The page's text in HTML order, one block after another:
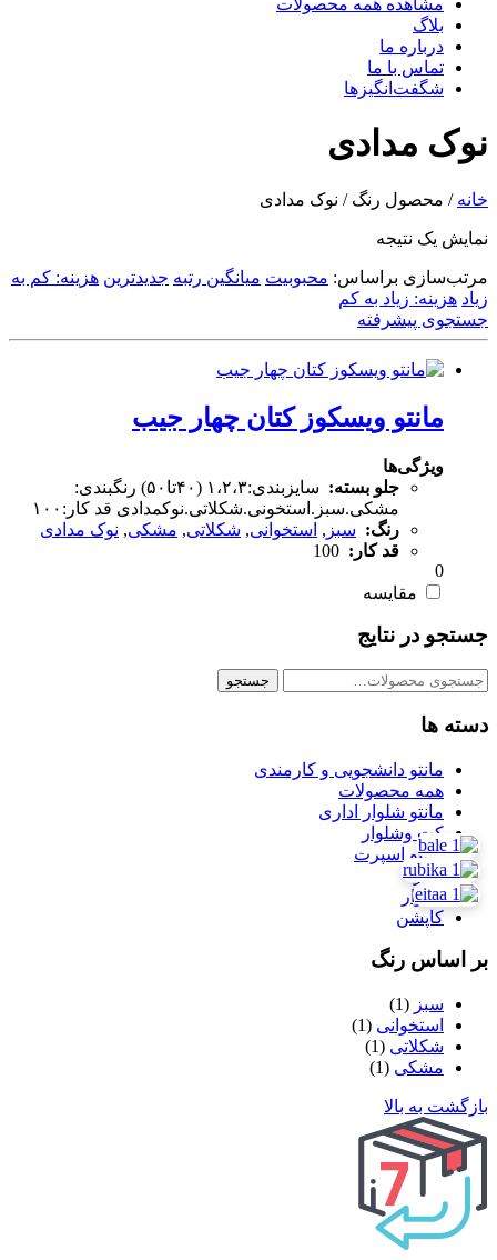
مشاهده همه محصولات
بلاگ
درباره ما
تماس با ما
شگفت‌انگیزها
نوک مدادی
خانه / محصول رنگ / نوک مدادی
نمایش یک نتیجه
مرتب‌سازی براساس: محبوبیت میانگین رتبه جدیدترین هزینه: کم به
زیاد هزینه: زیاد به کم
جستجوی پیشرفته
مانتو ویسکوز کتان چهار جیب
ویژگی‌ها
جلو بسته:
سایزبندی:۱،۲،۳ (۴۰تا۵۰) رنگبندی:
مشکی.سبز.استخونی.شکلاتی.نوکمدادی قد کار:۱۰۰
رنگ: سبز , استخوانی, شکلاتی, مشکی, نوک مدادی
قد کار: 100
0
مقایسه
جستجو در نتایج
جستجو
جستجو
دسته ها
مانتو دانشجویی و کارمندی
همه محصولات
مانتو شلوار اداری
کت وشلوار
مانتو اسپرت
پالتو
شلوار
کاپشن
بر اساس رنگ
سبز (1)
استخوانی (1)
شکلاتی (1)
مشکی (1)
بازگشت به بالا